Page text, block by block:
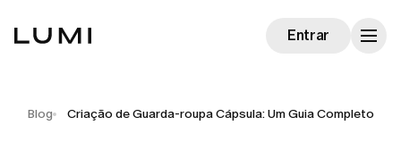
Entrar
Blog Criação de Guarda-roupa Cápsula: Um Guia Completo